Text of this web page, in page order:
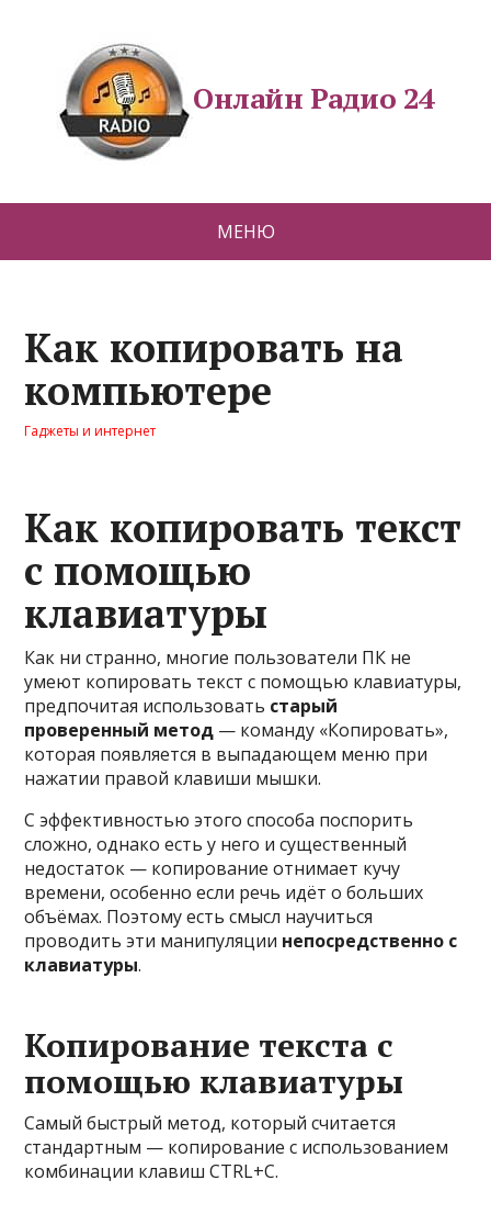
Онлайн Радио 24
МЕНЮ
Как копировать на
компьютере
Гаджеты и интернет
Как копировать текст
с помощью
клавиатуры
Как ни странно, многие пользователи ПК не
умеют копировать текст с помощью клавиатуры,
предпочитая использовать старый
проверенный метод — команду «Копировать»,
которая появляется в выпадающем меню при
нажатии правой клавиши мышки.
С эффективностью этого способа поспорить
сложно, однако есть у него и существенный
недостаток — копирование отнимает кучу
времени, особенно если речь идёт о больших
объёмах. Поэтому есть смысл научиться
проводить эти манипуляции непосредственно с
клавиатуры.
Копирование текста с
помощью клавиатуры
Самый быстрый метод, который считается
стандартным — копирование с использованием
комбинации клавиш CTRL+C.